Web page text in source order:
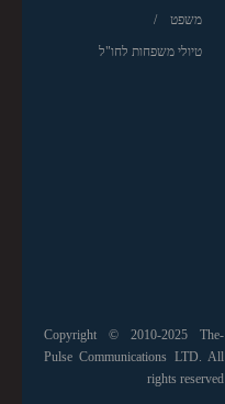
משפט
טיולי משפחות לחו"ל
Copyright © 2010-2025 The-
Pulse Communications LTD. All
rights reserved